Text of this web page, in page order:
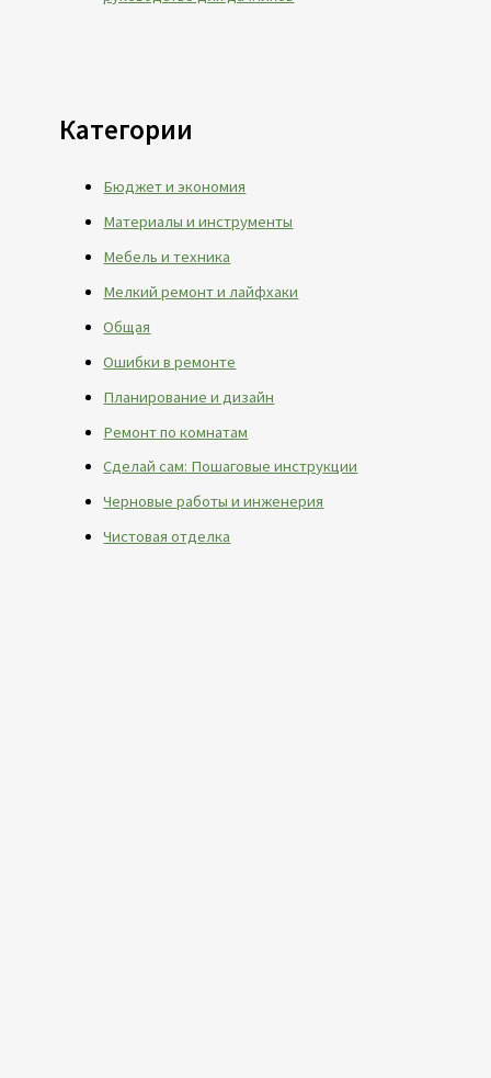
Категории
Бюджет и экономия
Материалы и инструменты
Мебель и техника
Мелкий ремонт и лайфхаки
Общая
Ошибки в ремонте
Планирование и дизайн
Ремонт по комнатам
Сделай сам: Пошаговые инструкции
Черновые работы и инженерия
Чистовая отделка